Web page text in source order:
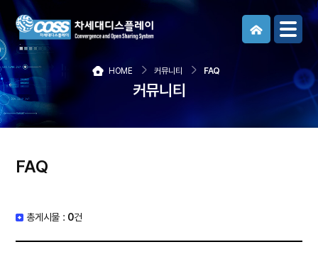
메뉴보기
HOME 커뮤니티 FAQ
커뮤니티
FAQ
총게시물 : 0건